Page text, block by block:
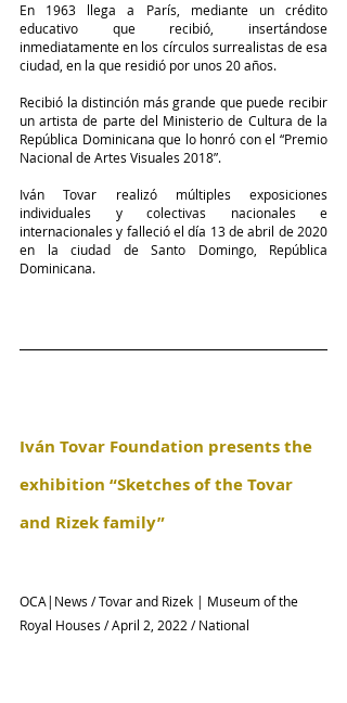
En 1963 llega a París, mediante un crédito
educativo que recibió, insertándose
inmediatamente en los círculos surrealistas de esa
ciudad, en la que residió por unos 20 años.
Recibió la distinción más grande que puede recibir
un artista de parte del Ministerio de Cultura de la
República Dominicana que lo honró con el “Premio
Nacional de Artes Visuales 2018”.
Iván Tovar realizó múltiples exposiciones
individuales y colectivas nacionales e
internacionales y falleció el día 13 de abril de 2020
en la ciudad de Santo Domingo, República
Dominicana.
Iván Tovar Foundation presents the
exhibition “Sketches of the Tovar
and Rizek family”
OCA|News / Tovar and Rizek | Museum of the
Royal Houses / April 2, 2022 / National